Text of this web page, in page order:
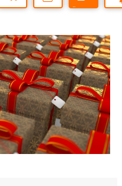
au
dossier
Nous
Demander